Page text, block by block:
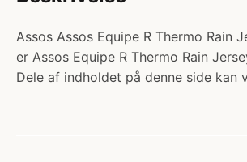
Assos Assos Equipe R Thermo Rain
er Assos Equipe R Thermo Rain
Dele af indholdet på denne side